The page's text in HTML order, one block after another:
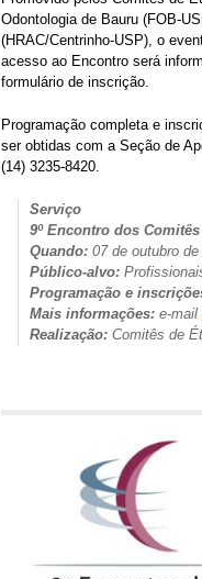
Odontologia de Bauru (FOB-
(HRAC/Centrinho-USP), o
acesso ao Encontro será
formulário de inscrição.
Programação completa e
ser obtidas com a Seção de
(14) 3235-8420.
Serviço
9º Encontro dos
Quando: 07 de outubro
Público-alvo:
Programação e
Mais informações: e-mail
Realização: Comitês de